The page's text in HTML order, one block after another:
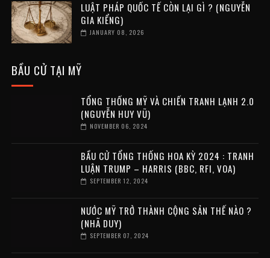
LUẬT PHÁP QUỐC TẾ CÒN LẠI GÌ ? (NGUYỄN
GIA KIỂNG)
JANUARY 08, 2026
BẦU CỬ TẠI MỸ
TỔNG THỐNG MỸ VÀ CHIẾN TRANH LẠNH 2.0
(NGUYỄN HUY VŨ)
NOVEMBER 06, 2024
BẦU CỬ TỔNG THỐNG HOA KỲ 2024 : TRANH
LUẬN TRUMP – HARRIS (BBC, RFI, VOA)
SEPTEMBER 12, 2024
NƯỚC MỸ TRỞ THÀNH CỘNG SẢN THẾ NÀO ?
(NHÃ DUY)
SEPTEMBER 07, 2024